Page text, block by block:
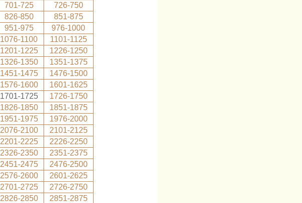
701-725
726-750
826-850
851-875
951-975
976-1000
1076-1100
1101-1125
1201-1225
1226-1250
1326-1350
1351-1375
1451-1475
1476-1500
1576-1600
1601-1625
1701-1725
1726-1750
1826-1850
1851-1875
1951-1975
1976-2000
2076-2100
2101-2125
2201-2225
2226-2250
2326-2350
2351-2375
2451-2475
2476-2500
2576-2600
2601-2625
2701-2725
2726-2750
2826-2850
2851-2875